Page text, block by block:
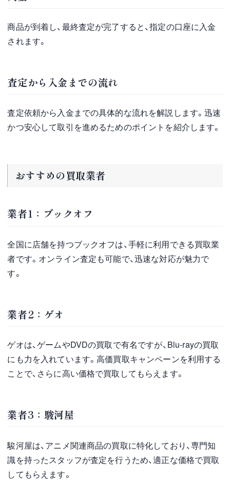
商品が到着し、最終査定が完了すると、指定の口座に入金
されます。
査定から入金までの流れ
査定依頼から入金までの具体的な流れを解説します。迅速
かつ安心して取引を進めるためのポイントを紹介します。
おすすめの買取業者
業者1：ブックオフ
全国に店舗を持つブックオフは、手軽に利用できる買取業
者です。オンライン査定も可能で、迅速な対応が魅力で
す。
業者2：ゲオ
ゲオは、ゲームやDVDの買取で有名ですが、Blu-rayの買取
にも力を入れています。高価買取キャンペーンを利用する
ことで、さらに高い価格で買取してもらえます。
業者3：駿河屋
駿河屋は、アニメ関連商品の買取に特化しており、専門知
識を持ったスタッフが査定を行うため、適正な価格で買取
してもらえます。